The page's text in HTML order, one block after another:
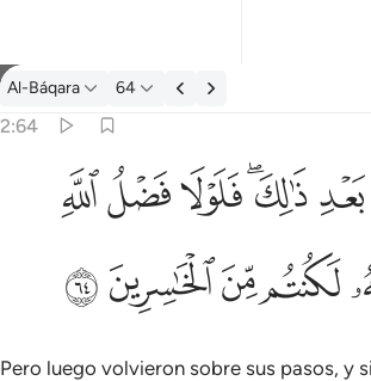
Tafsir: Al-Báqara 2:64
Al-Báqara 64
2:64
الله عليكم ورحمته لكنتم من الخاسرين ٦٤
وَرَحْمَتُهُۥ لَكُنتُم مِّنَ ٱلْخَـٰسِرِينَ ٦٤ﱭﱮﱯﱰﱱﱲ
ﱵﱶﱷﱸ
Pero luego volvieron sobre sus pasos, y